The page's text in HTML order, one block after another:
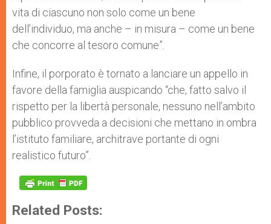
vita di ciascuno non solo come un bene
dell’individuo, ma anche – in misura – come un bene
che concorre al tesoro comune”.
Infine, il porporato è tornato a lanciare un appello in
favore della famiglia auspicando “che, fatto salvo il
rispetto per la libertà personale, nessuno nell’ambito
pubblico provveda a decisioni che mettano in ombra
l’istituto familiare, architrave portante di ogni
realistico futuro”.
Related Posts: